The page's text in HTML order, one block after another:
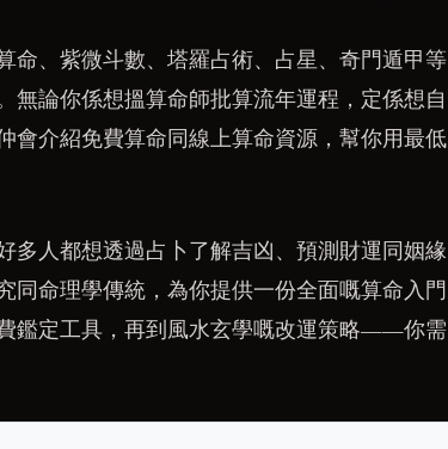
命、紫微斗數、塔羅占術、占星、奇門遁甲等
無論你係想搵算命師批算流年運程，定係想自
會介紹免費算命同線上算命資源，幫你用最低
多人都想透過占卜了解吉凶、預測財運同姻緣
同命理學傳統，為你提供一份全面嘅算命入門
鑑定工具，再到風水玄學嘅改運策略——你需